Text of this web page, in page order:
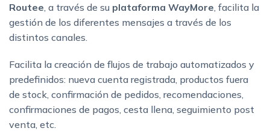
Routee , a través de su plataforma WayMore , facilita la
gestión de los diferentes mensajes a través de los
distintos canales.
Facilita la creación de flujos de trabajo automatizados y
predefinidos: nueva cuenta registrada, productos fuera
de stock, confirmación de pedidos, recomendaciones,
confirmaciones de pagos, cesta llena, seguimiento post
venta, etc.